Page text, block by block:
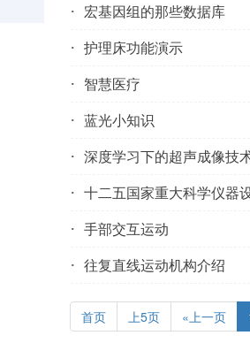
宏基因组的那些数据库
护理床功能演示
智慧医疗
蓝光小知识
深度学习下的超声成像技
十二五国家重大科学仪器
手部交互运动
往复直线运动机构介绍
首页 上5页 «上一页